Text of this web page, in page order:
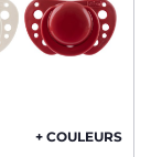
+ COULEURS